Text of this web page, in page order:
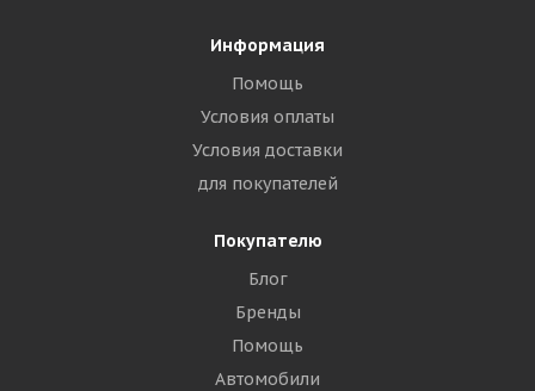
Информация
Помощь
Условия оплаты
Условия доставки
для покупателей
Покупателю
Блог
Бренды
Помощь
Автомобили